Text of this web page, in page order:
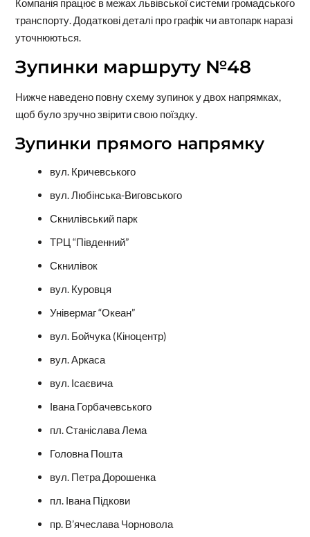
транспорту. Додаткові деталі про графік чи автопарк наразі
уточнюються.
Зупинки маршруту №48
Нижче наведено повну схему зупинок у двох напрямках,
щоб було зручно звірити свою поїздку.
Зупинки прямого напрямку
вул. Кричевського
вул. Любінська-Виговського
Скнилівський парк
ТРЦ “Південний”
Скнилівок
вул. Куровця
Універмаг “Океан”
вул. Бойчука (Кіноцентр)
вул. Аркаса
вул. Ісаєвича
Івана Горбачевського
пл. Станіслава Лема
Головна Пошта
вул. Петра Дорошенка
пл. Івана Підкови
пр. В’ячеслава Чорновола